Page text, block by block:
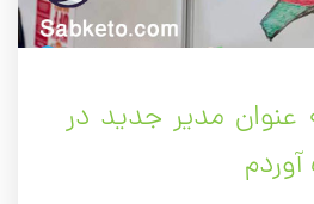
عنوان مدیر جدید در